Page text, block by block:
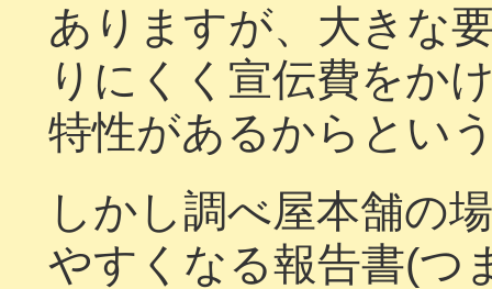
ありますが、大きな
りにくく宣伝費をか
特性があるからとい
しかし調べ屋本舗の
やすくなる報告書(つ